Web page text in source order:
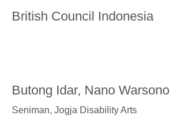
British Council Indonesia
Butong Idar, Nano Warsono
Seniman, Jogja Disability Arts